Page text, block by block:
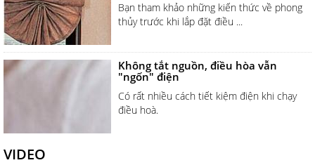
Bạn tham khảo những kiến thức về phong
thủy trước khi lắp đặt điều ...
Không tắt nguồn, điều hòa vẫn
"ngốn" điện
Có rất nhiều cách tiết kiệm điện khi chạy
điều hoà.
VIDEO